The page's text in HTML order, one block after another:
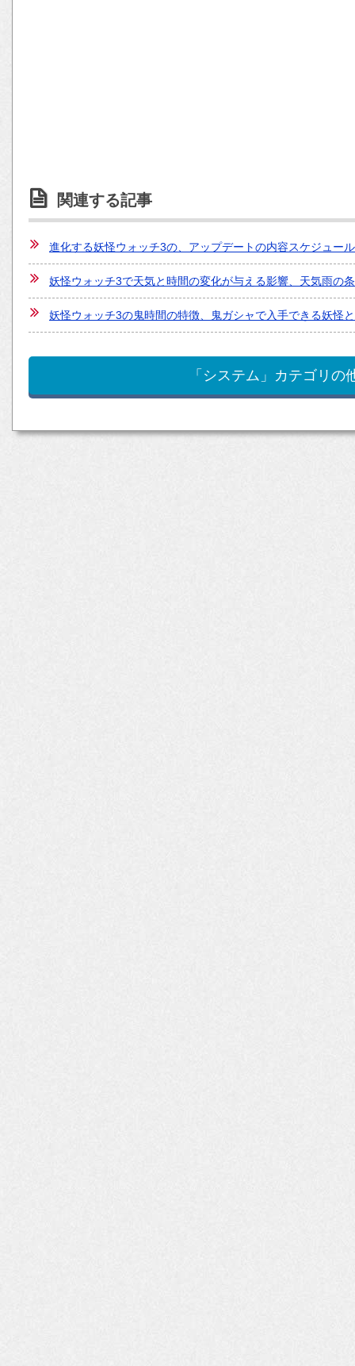
関連する記事
進化する妖怪ウォッチ3の、アップデートの内容スケジュー
妖怪ウォッチ3で天気と時間の変化が与える影響、天気雨の
妖怪ウォッチ3の鬼時間の特徴、鬼ガシャで入手できる妖怪
「システム」カテゴリの